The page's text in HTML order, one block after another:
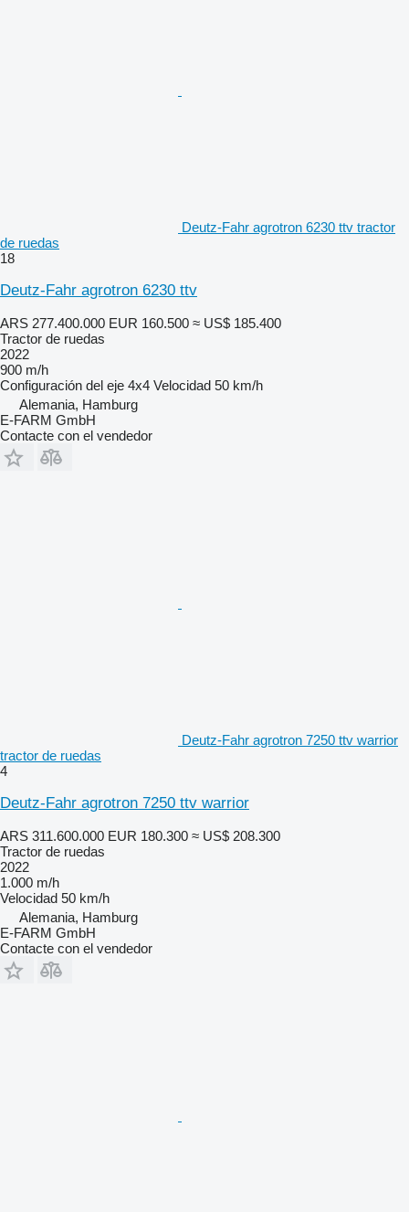
Deutz-Fahr agrotron 6230 ttv tractor
de ruedas
18
Deutz-Fahr agrotron 6230 ttv
ARS 277.400.000 EUR 160.500 ≈ US$ 185.400
Tractor de ruedas
2022
900 m/h
Configuración del eje 4x4 Velocidad 50 km/h
Alemania, Hamburg
E-FARM GmbH
Contacte con el vendedor
Deutz-Fahr agrotron 7250 ttv warrior
tractor de ruedas
4
Deutz-Fahr agrotron 7250 ttv warrior
ARS 311.600.000 EUR 180.300 ≈ US$ 208.300
Tractor de ruedas
2022
1.000 m/h
Velocidad 50 km/h
Alemania, Hamburg
E-FARM GmbH
Contacte con el vendedor